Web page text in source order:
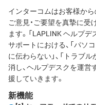
インターコムはお客様か
ご意見・ご要望を真摯に受
ます。「LAPLINK ヘルプ
サポートにおける、「パソ
に伝わらない」、「トラブ
消し、ヘルプデスクを運
援していきます。
新機能